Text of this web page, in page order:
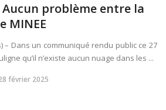
Aucun problème entre la
MINEE
– Dans un communiqué rendu public ce 27
qu’il n’existe aucun nuage dans les ...
février 2025